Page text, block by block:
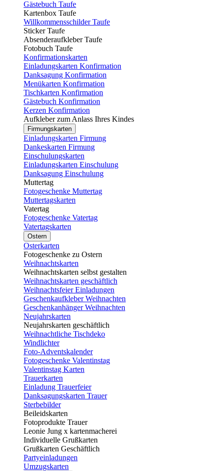
Gästebuch Taufe
Kartenbox Taufe
Willkommensschilder Taufe
Sticker Taufe
Absenderaufkleber Taufe
Fotobuch Taufe
Konfirmationskarten
Einladungskarten Konfirmation
Danksagung Konfirmation
Menükarten Konfirmation
Tischkarten Konfirmation
Gästebuch Konfirmation
Kerzen Konfirmation
Aufkleber zum Anlass Ihres Kindes
Firmungskarten
Einladungskarten Firmung
Dankeskarten Firmung
Einschulungskarten
Einladungskarten Einschulung
Danksagung Einschulung
Muttertag
Fotogeschenke Muttertag
Muttertagskarten
Vatertag
Fotogeschenke Vatertag
Vatertagskarten
Ostern
Osterkarten
Fotogeschenke zu Ostern
Weihnachtskarten
Weihnachtskarten selbst gestalten
Weihnachtskarten geschäftlich
Weihnachtsfeier Einladungen
Geschenkaufkleber Weihnachten
Geschenkanhänger Weihnachten
Neujahrskarten
Neujahrskarten geschäftlich
Weihnachtliche Tischdeko
Windlichter
Foto-Adventskalender
Fotogeschenke Valentinstag
Valentinstag Karten
Trauerkarten
Einladung Trauerfeier
Danksagungskarten Trauer
Sterbebilder
Beileidskarten
Fotoprodukte Trauer
Leonie Jung x kartenmacherei
Individuelle Grußkarten
Grußkarten Geschäftlich
Partyeinladungen
Umzugskarten